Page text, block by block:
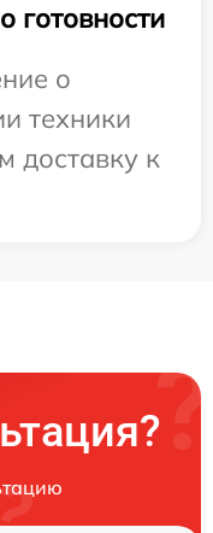
готовности
о
техники
доставку к